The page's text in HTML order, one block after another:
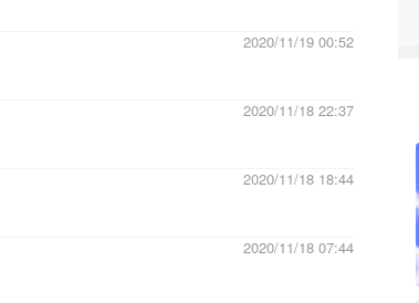
2020/11/19 00:52
2020/11/18 22:37
2020/11/18 18:44
2020/11/18 07:44